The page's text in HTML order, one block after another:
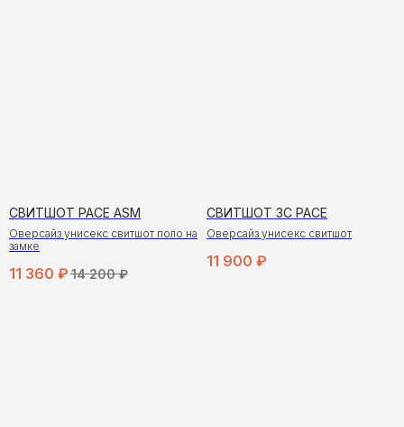
СВИТШОТ PACE ASM
Оверсайз унисекс свитшот поло на
замке
11 360 ₽ 14 200 ₽
СВИТШОТ 3C PACE
Оверсайз унисекс свитшот
11 900 ₽